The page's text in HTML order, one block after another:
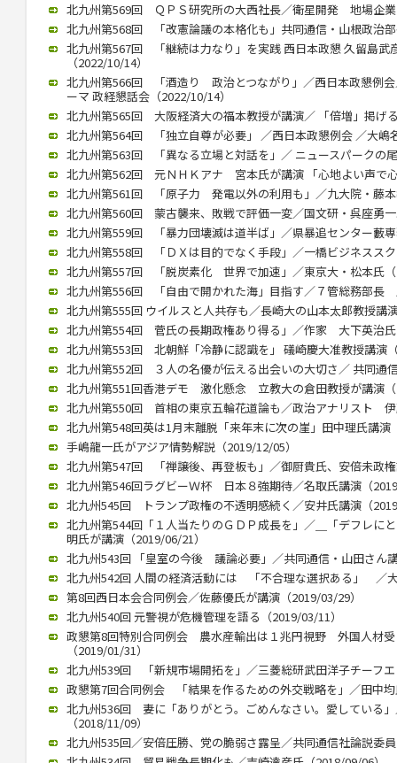
北九州第569回 ＱＰＳ研究所の大西社長／衛星開発 地場企
北九州第568回 「改憲論議の本格化も」共同通信・山根政治
北九州第567回 「継続は力なり」を実践 西日本政懇 久留島
（2022/10/14）
北九州第566回 「酒造り 政治とつながり」／西日本政懇例会
ーマ 政経懇話会（2022/10/14）
北九州第565回 大阪経済大の福本教授が講演／ 「倍増」掲
北九州第564回 「独立自尊が必要」 ／西日本政懇例会 ／大嶋
北九州第563回 「異なる立場と対話を」／ ニュースパークの
北九州第562回 元ＮＨＫアナ 宮本氏が講演 「心地よい声で
北九州第561回 「原子力 発電以外の利用も」／九大院・藤
北九州第560回 蒙古襲来、敗戦で評価一変／国文研・呉座勇
北九州第559回 「暴力団壊滅は道半ば」／県暴追センター藪
北九州第558回 「ＤＸは目的でなく手段」／一橋ビジネスス
北九州第557回 「脱炭素化 世界で加速」／東京大・松本氏
北九州第556回 「自由で開かれた海」目指す／７管総務部長
北九州第555回 ウイルスと人共存も／長崎大の山本太郎教授講
北九州第554回 菅氏の長期政権あり得る」／作家 大下英治
北九州第553回 北朝鮮「冷静に認識を」 礒崎慶大准教授講演
北九州第552回 ３人の名優が伝える出会いの大切さ／ 共同通
北九州第551回香港デモ 激化懸念 立教大の倉田教授が講演
北九州第550回 首相の東京五輪花道論も／政治アナリスト
北九州第548回英は1月末離脱「来年末に次の崖」田中理氏講演
手嶋龍一氏がアジア情勢解説（2019/12/05）
北九州第547回 「禅譲後、再登板も」／御厨貴氏、安倍未政
北九州第546回ラグビーＷ杯 日本８強期待／名取氏講演（
北九州545回 トランプ政権の不透明感続く／安井氏講演（
北九州第544回「１人当たりのＧＤＰ成長を」／＿「デフレに
明氏が講演（2019/06/21）
北九州543回 「皇室の今後 議論必要」／共同通信・山田さん
北九州542回 人間の経済活動には 「不合理な選択ある」 ／
第8回西日本会合同例会／佐藤優氏が講演（2019/03/29）
北九州540回 元警視が危機管理を語る（2019/03/11）
政懇第8回特別合同例会 農水産輸出は１兆円視野 外国人材受
（2019/01/31）
北九州539回 「新規市場開拓を」／三菱総研武田洋子チーフ
政懇第7回合同例会 「結果を作るための外交戦略を」／田中
北九州536回 妻に「ありがとう。ごめんなさい。愛している
（2018/11/09）
北九州535回／安倍圧勝、党の脆弱さ露呈／共同通信社論説委